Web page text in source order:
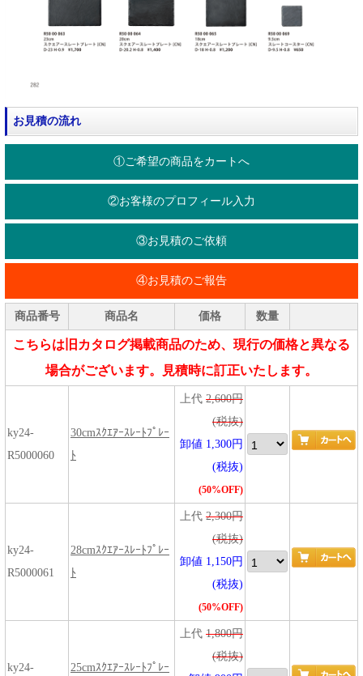
お見積の流れ
①ご希望の商品をカートへ
②お客様のプロフィール入力
③お見積のご依頼
④お見積のご報告
商品番号 商品名 価格 数量
こちらは旧カタログ掲載商品のため、現行の価格と異なる
場合がございます。見積時に訂正いたします。
ky24-
R5000060
30cmｽｸｴｱｰｽﾚｰﾄﾌﾟﾚｰ
ﾄ
上代 2,600円
(税抜)
卸値 1,300円
(税抜)
(50%OFF)
ky24-
R5000061
28cmｽｸｴｱｰｽﾚｰﾄﾌﾟﾚｰ
ﾄ
上代 2,300円
(税抜)
卸値 1,150円
(税抜)
(50%OFF)
ky24- 25cmｽｸｴｱｰｽﾚｰﾄﾌﾟﾚｰ
上代 1,800円
(税抜)